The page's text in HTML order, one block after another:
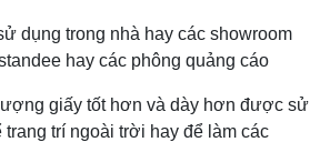
dụng trong nhà hay các showroom
hay các phông quảng cáo
giấy tốt hơn và dày hơn được sử
trang trí ngoài trời hay để làm các